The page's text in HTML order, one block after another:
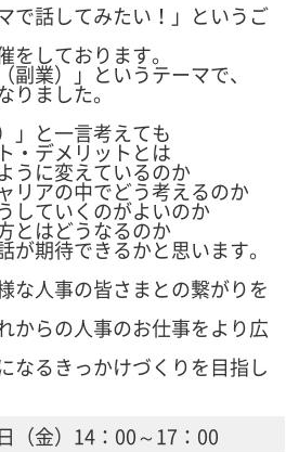
で話してみたい！」というご
しております。
業）」というテーマで、
りました。
」と一言考えても
・デメリットとは
うに変えているのか
リアの中でどう考えるのか
していくのがよいのか
とはどうなるのか
が期待できるかと思います。
な人事の皆さまとの繋がりを
からの人事のお仕事をより広
なるきっかけづくりを目指し
（金）14：00～17：00